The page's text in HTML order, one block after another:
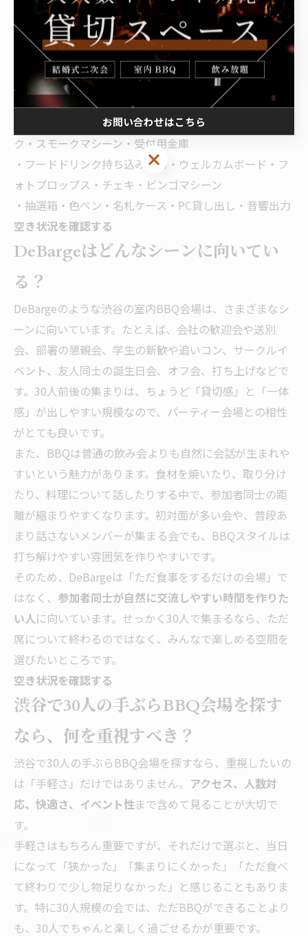
・プロジェクター・シャンパンタワー・ワイヤレスマイ
ク・スモークマシーン・受付用金庫
・フードドリンク持ち込み無料・ウェルカムボード・フ
ォトプロップス・チェキ・ビンゴマシーン
・抽選箱・色ペン・名札ケース・PC貸し出し・音響出力
空き状況を確認する
DeBargeはどんなシーンに向いてい
る？
DeBargeのような渋谷の室内BBQ会場は、さまざまなシ
ーンに向いています。たとえば、会社の歓迎会や送別
会、部署の懇親会、学生の新歓や追いコン、サークルイ
ベント、友人同士の誕生日会、オフ会、打ち上げなどで
す。30人前後の集まりは、ちょうど「貸切感」と「一体
感」が出しやすい規模なので、パーティー会場との相性
がとても良いです。
また、BBQは普通の飲み会よりも自然に会話が生まれや
すいという魅力があります。食材を焼いたり、取り分け
たり、料理について話したりする中で、参加者同士の距
離が縮まりやすくなります。初対面が多い会や、普段あ
まり話さないメンバーが集まる会でも、BBQスタイルは
打ち解けやすい雰囲気を作りやすいです。
そのため、DeBargeは「ただ食事をするだけの会場」で
はなく、 参加者同士が自然に交流しやすい時間を作りた
い人に向いています。せっかく30人で集まるなら、ただ
席について終わるのではなく、みんなで楽しめる空間を
選びたいところです。
空き状況を確認する
渋谷で30人の手ぶらBBQ会場を探す
なら、何を重視すべき？
渋谷で30人の手ぶらBBQ会場を探すなら、重視したいの
は「手軽さ」だけではありません。 アクセス、人数対
応、快適さ、イベント性まで含めて見ることが大切で
す。
手軽さはもちろん重要ですが、それだけで選ぶと、当日
になって「狭かった」「集まりにくかった」「ただ食べ
て終わりで少し物足りなかった」と感じることもありま
す。特に30人規模の会では、ただBBQができることより
も、30人でちゃんと楽しく過ごせるかが重要です。
お問い合わせはこちら